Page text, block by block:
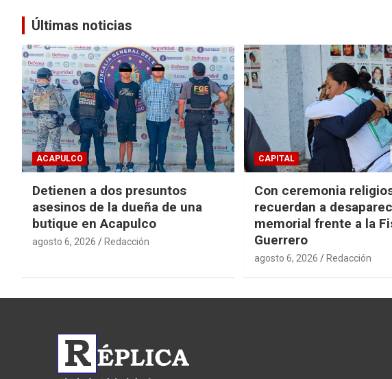
Últimas noticias
ACAPULCO
Detienen a dos presuntos
asesinos de la dueña de una
butique en Acapulco
agosto 6, 2026 Redacción
CAPITAL
Con ceremonia
recuerdan a
memorial frente a la
Guerrero
agosto 6, 2026 Redacción